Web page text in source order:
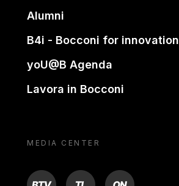
Alumni
B4i - Bocconi for innovation
yoU@B Agenda
Lavora in Bocconi
MEDIA CENTER
BTV TL ON